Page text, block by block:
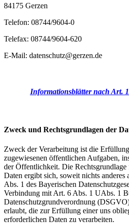
84175 Gerzen
Telefon: 08744/9604-0
Telefax: 08744/9604-620
E-Mail: datenschutz@gerzen.de
Informationsblätter nach Art.
Zweck und Rechtsgrundlagen der
Zweck der Verarbeitung ist die
zugewiesenen öffentlichen Aufgaben,
der Öffentlichkeit. Die
Daten ergibt sich, soweit nichts anderes
Abs. 1 des Bayerischen
Verbindung mit Art. 6 Abs. 1 UAbs. 1
Datenschutzgrundverordnung
erlaubt, die zur Erfüllung einer uns
erforderlichen Daten zu verarbeiten.